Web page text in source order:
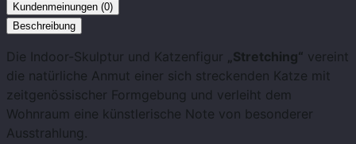
Kundenmeinungen (0)
Beschreibung
Die Indoor-Skulptur und Katzenfigur „Stretching“ vereint
die natürliche Anmut einer sich streckenden Katze mit
zeitgenössischer Formgebung und verleiht dem
Wohnraum eine künstlerische Note von besonderer
Ausstrahlung.